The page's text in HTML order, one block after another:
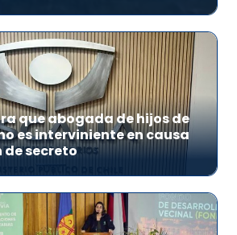
que abogada de hijos de
es interviniente en causa
secreto